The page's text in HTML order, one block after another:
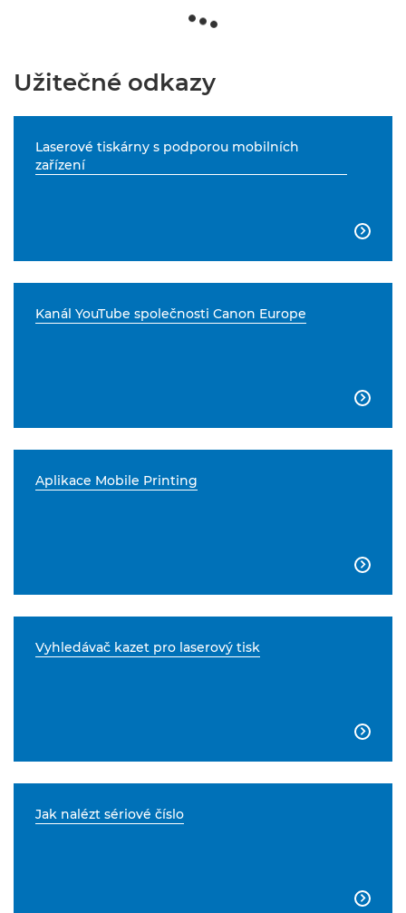
Užitečné odkazy
Laserové tiskárny s podporou mobilních
zařízení

Kanál YouTube společnosti Canon Europe

Aplikace Mobile Printing

Vyhledávač kazet pro laserový tisk

Jak nalézt sériové číslo
